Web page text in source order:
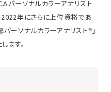
パーソナルカラーアナリスト
2022年にさらに上位資格であ
ーソナルカラーアナリスト®」
ます。